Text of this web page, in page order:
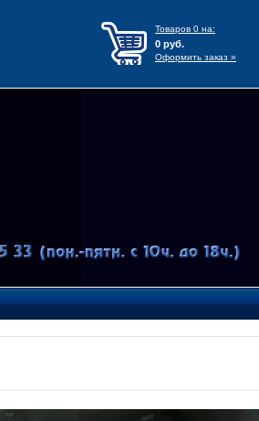
Товаров 0 на:
0 руб.
Оформить заказ »